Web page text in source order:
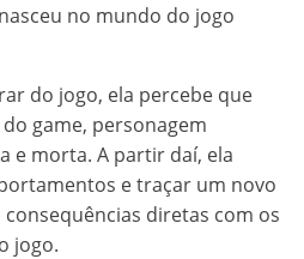
no mundo do jogo
do jogo, ela percebe que
game, personagem
e morta. A partir daí, ela
e traçar um novo
diretas com os
jogo.